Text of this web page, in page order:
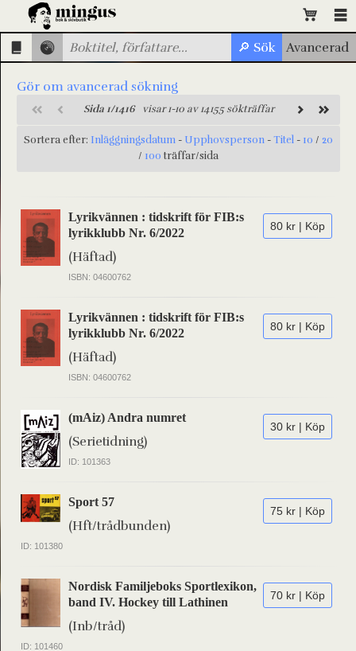
Gör om avancerad sökning
Sida 1/1416visar 1-10 av 14155 sökträffar
Sortera efter: Inläggningsdatum - Upphovsperson -Titel - 10 / 20
/ 100 träffar/sida
80 kr | Köp
Lyrikvännen : tidskrift för FIB:s
lyrikklubb Nr. 6/2022
(Häftad)
ISBN: 04600762
80 kr | Köp
Lyrikvännen : tidskrift för FIB:s
lyrikklubb Nr. 6/2022
(Häftad)
ISBN: 04600762
30 kr | Köp
(mAiz) Andra numret
(Serietidning)
ID: 101363
75 kr | Köp
Sport 57
(Hft/trådbunden)
ID: 101380
70 kr | Köp
Nordisk Familjeboks Sportlexikon,
band IV. Hockey till Lathinen
(Inb/tråd)
ID: 101460